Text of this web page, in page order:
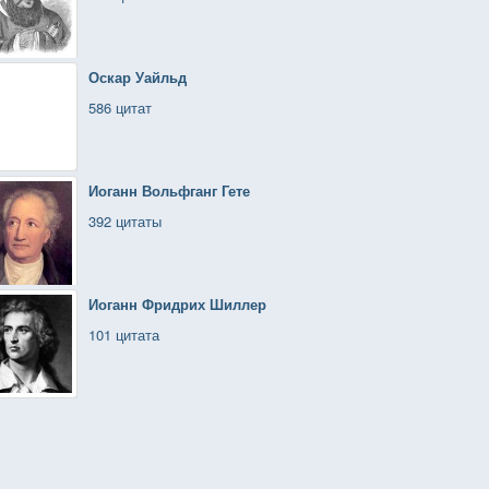
Оскар Уайльд
586 цитат
Иоганн Вольфганг Гете
392 цитаты
Иоганн Фридрих Шиллер
101 цитата